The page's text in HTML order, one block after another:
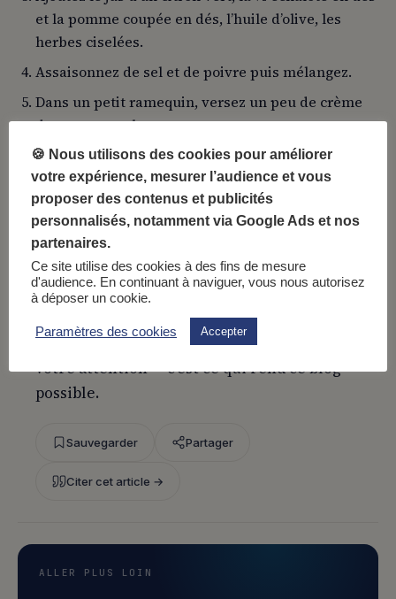
et la pomme coupée en dés, l’huile d’olive, les
herbes ciselées.
Assaisonnez de sel et de poivre puis mélangez.
Dans un petit ramequin, versez un peu de crème
de coco pour chaque personne.
Ajouter les herbes.
Dressez le tartare dans chaque assiette à l’aide
d’un cercle et démoulez.
FIN DE L’ARTICLE · 26 JAN 2021
Vous venez de lire1 minutes. Merci pour
votre attention — c’est ce qui rend ce blog
possible.
Sauvegarder Partager
Citer cet article →
ALLER PLUS LOIN
🍪 Nous utilisons des cookies pour améliorer
votre expérience, mesurer l’audience et vous
proposer des contenus et publicités
personnalisés, notamment via Google Ads et nos
partenaires.
Ce site utilise des cookies à des fins de mesure
d'audience. En continuant à naviguer, vous nous autorisez
à déposer un cookie.
Paramètres des cookies Accepter